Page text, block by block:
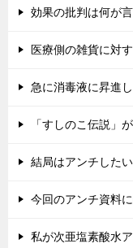
効果の批判は何が
医療側の雑貨に対
急に消毒液に昇進
「すしのこ伝説」
結局はアンチした
今回のアンチ資料
私が次亜塩素酸水